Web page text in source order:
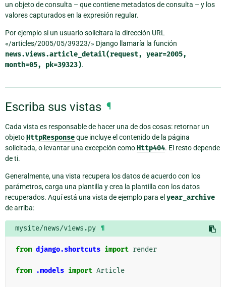
un objeto de consulta – que contiene metadatos de consulta – y los
valores capturados en la expresión regular.
Por ejemplo si un usuario solicitara la dirección URL
«/articles/2005/05/39323/» Django llamaría la función
news.views.article_detail(request, year=2005,
month=05,
pk=39323).
Escriba sus vistas ¶
Cada vista es responsable de hacer una de dos cosas: retornar un
objetoHttpResponseque incluye el contenido de la página
solicitada, o levantar una excepción comoHttp404. El resto depende
de ti.
Generalmente, una vista recupera los datos de acuerdo con los
parámetros, carga una plantilla y crea la plantilla con los datos
recuperados. Aquí está una vista de ejemplo para el year_archive
de arriba:
mysite/news/views.py ¶
from django.shortcuts import render
from .models import Article